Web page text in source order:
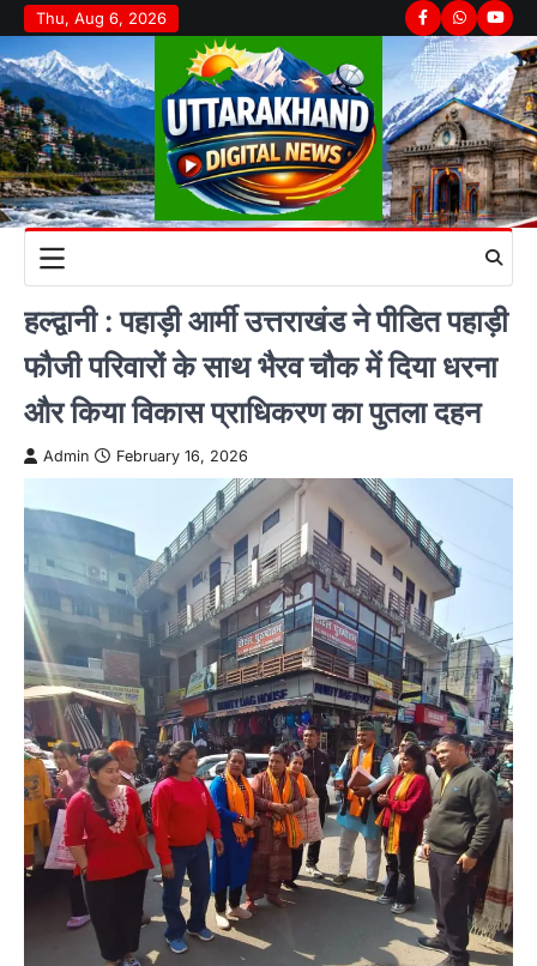
Skip
to
content
Thu, Aug 6, 2026 Facebook
Whatsapp
हल्द्वानी : पहाड़ी आर्मी उत्तराखंड ने पीडित पहाड़ी
फौजी परिवारों के साथ भैरव चौक में दिया धरना
और किया विकास प्राधिकरण का पुतला दहन
Admin February 16, 2026